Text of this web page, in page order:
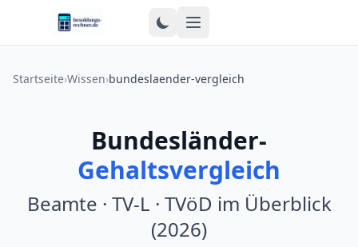
Zum Inhalt springen
Startseite›Wissen›bundeslaender-vergleich
Bundesländer-
Gehaltsvergleich
Beamte · TV-L · TVöD im Überblick
(2026)